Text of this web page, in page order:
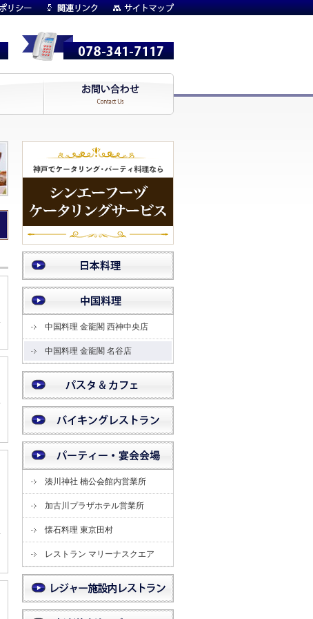
中国料理 金龍閣 西神中央店
中国料理 金龍閣 名谷店
湊川神社 楠公会館内営業所
加古川プラザホテル営業所
懐石料理 東京田村
レストラン マリーナスクエア